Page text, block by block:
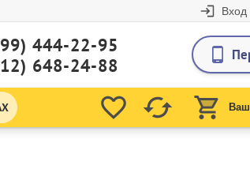
Вход
444-22-95
648-24-88